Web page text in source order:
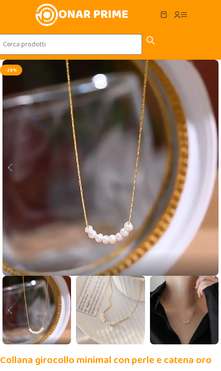
Skip to navigation
Skip to main content
-28%
Collana girocollo minimal con perle e catena oro